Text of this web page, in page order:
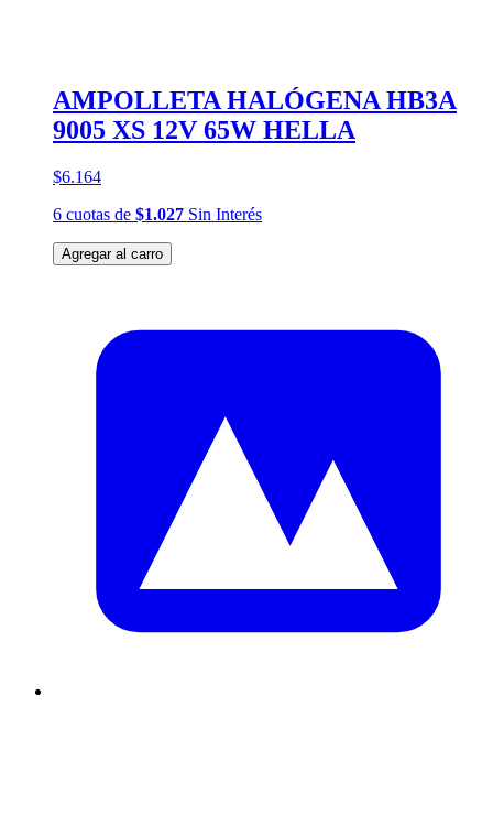
AMPOLLETA HALÓGENA HB3A
9005 XS 12V 65W HELLA
$6.164
6 cuotas de $1.027 Sin Interés
Agregar al carro